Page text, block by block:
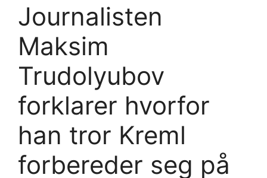
Journalisten
Maksim
Trudolyubov
forklarer hvorfor
han tror Kreml
forbereder seg på